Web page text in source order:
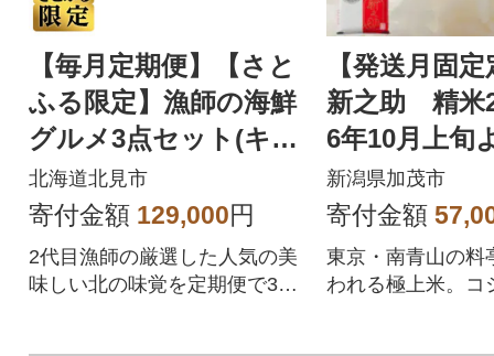
【毎月定期便】【さと
ふる限定】漁師の海鮮
グルメ3点セット(キン
キ・ホッケ・イクラ)
全3回
北海道北見市
寄付金額 129,000円
2代目漁師の厳選した人気の美
味しい北の味覚を定期便で3回
【発送月固
新之助 精
6年10月上旬
発送全9回
新潟県加茂市
寄付金額
東京・南青山の料
われる極上米。コ